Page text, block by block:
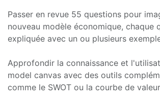
Passer en revue 55 questions pour
nouveau modèle économique, chaque
expliquée avec un ou plusieurs
Approfondir la connaissance et
model canvas avec des outils
comme le SWOT ou la courbe de